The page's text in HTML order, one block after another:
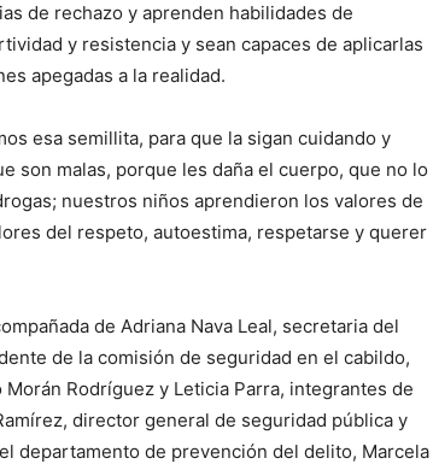
de rechazo y aprenden habilidades de
y resistencia y sean capaces de aplicarlas
apegadas a la realidad.
esa semillita, para que la sigan cuidando y
son malas, porque les daña el cuerpo, que no lo
nuestros niños aprendieron los valores de
del respeto, autoestima, respetarse y querer
de Adriana Nava Leal, secretaria del
de la comisión de seguridad en el cabildo,
Rodríguez y Leticia Parra, integrantes de
director general de seguridad pública y
departamento de prevención del delito, Marcela